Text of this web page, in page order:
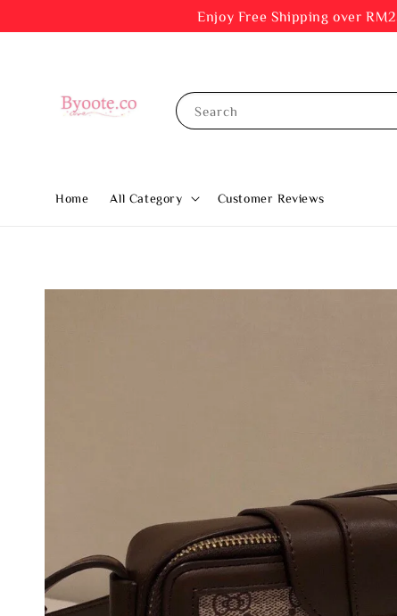
Enjoy Free Shipping over
Search
Home All Category Customer Reviews